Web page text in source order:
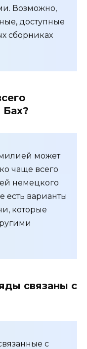
Возможно,
доступные
сборниках
может
чаще всего
немецкого
есть варианты
которые
связаны с
с